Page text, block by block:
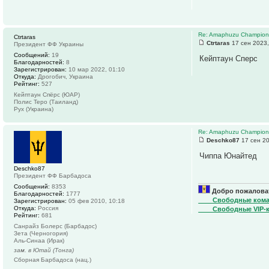
Re: Amaphuzu
Ctrtaras 17 сен
Кейптаун Сперс
Ctrtaras
Президент ФФ Украины
Сообщений: 19
Благодарностей: 8
Зарегистрирован: 10 мар 2022, 01:10
Откуда: Дрогобич, Украина
Рейтинг: 527
Кейптаун Спёрс (ЮАР)
Полис Теро (Таиланд)
Рух (Украина)
Re: Amaphuzu
Deschko87 17 сен
Чиппа Юнайтед
Добро
____Свободные
____Свободные
Deschko87
Президент ФФ Барбадоса
Сообщений: 8353
Благодарностей: 1777
Зарегистрирован: 05 фев 2010, 10:18
Откуда: Россия
Рейтинг: 681
Санрайз Болерс (Барбадос)
Зета (Черногория)
Аль-Синаа (Ирак)
зам. в Ютай (Тонга)
Сборная Барбадоса (нац.)